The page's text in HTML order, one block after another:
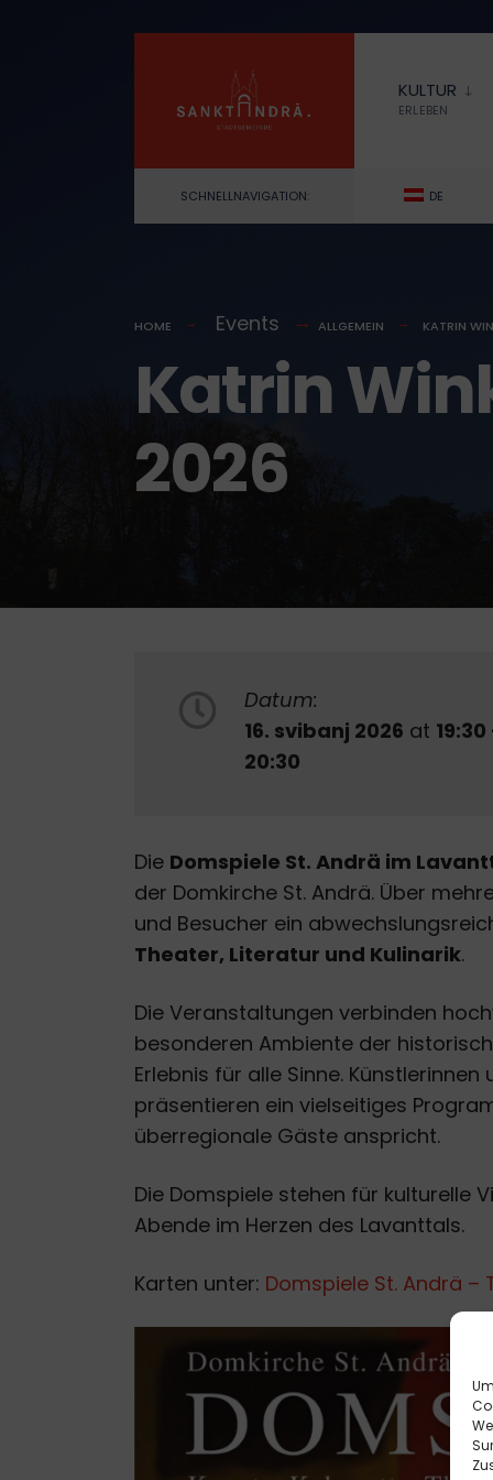
content
KULTUR
ERLEBEN
SCHNELLNAVIGATION: DE
HOME Events ALLGEMEIN KATRIN
Katrin
2026
Datum:
16. svibanj 2026 at
20:30
Die Domspiele St. Andrä im
der Domkirche St. Andrä. Über
und Besucher ein
Theater, Literatur und Kulinarik.
Die Veranstaltungen verbinden
besonderen Ambiente der
Erlebnis für alle Sinne.
präsentieren ein vielseitiges
überregionale Gäste anspricht.
Die Domspiele stehen für kulturelle
Abende im Herzen des Lavanttals.
Karten unter: Domspiele St. Andrä –